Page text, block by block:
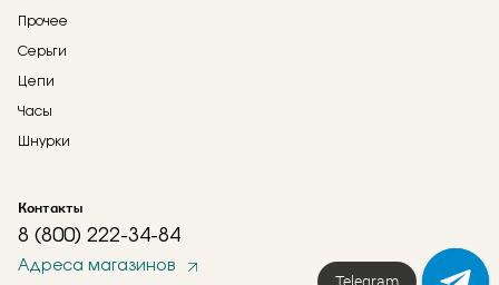
Прочее
Серьги
Цепи
Часы
Шнурки
Контакты
8 (800) 222-34-84
Адреса магазинов